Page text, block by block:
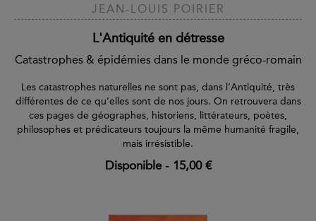
JEAN-LOUIS POIRIER
L'Antiquité en détresse
Catastrophes & épidémies dans le monde gréco-romain
Les catastrophes naturelles ne sont pas, dans l’Antiquité, très
différentes de ce qu’elles sont de nos jours. On retrouvera dans
ces pages de géographes, historiens, littérateurs, poètes,
philosophes et prédicateurs toujours la même humanité fragile,
mais irrésistible.
Disponible- 15,00 €